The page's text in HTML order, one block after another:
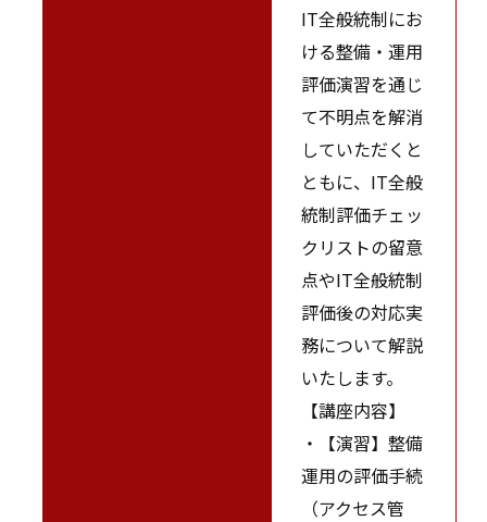
IT全般統制にお
ける整備・運用
評価演習を通じ
て不明点を解消
していただくと
ともに、IT全般
統制評価チェッ
クリストの留意
点やIT全般統制
評価後の対応実
務について解説
いたします。
【講座内容】
・【演習】整備
運用の評価手続
（アクセス管